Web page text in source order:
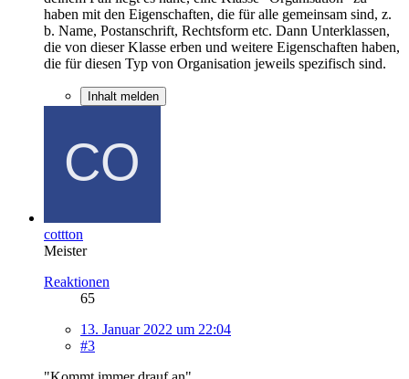
haben mit den Eigenschaften, die für alle gemeinsam sind, z.
b. Name, Postanschrift, Rechtsform etc. Dann Unterklassen,
die von dieser Klasse erben und weitere Eigenschaften haben,
die für diesen Typ von Organisation jeweils spezifisch sind.
Inhalt melden
cottton
Meister
Reaktionen
65
13. Januar 2022 um 22:04
#3